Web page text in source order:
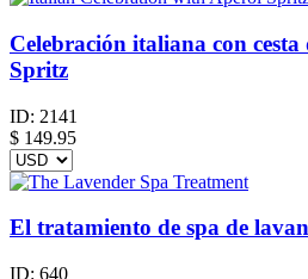
Celebración italiana con
Spritz
ID: 2141
$ 149.95
El tratamiento de spa de
ID: 640